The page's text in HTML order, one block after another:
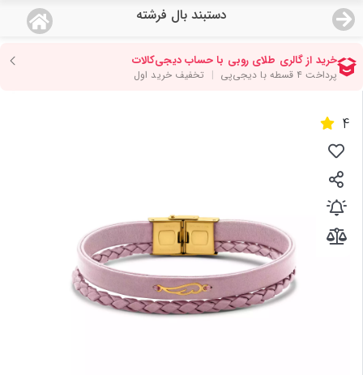
دستبند بال فرشته
منو
صفحه اصلی
دسته بندی محصولات
نمایندگی ها
مجله روبی
اعطای نمایندگی
4